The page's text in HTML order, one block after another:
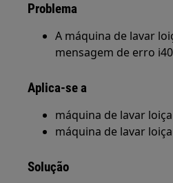
Problema
A máquina de lavar
mensagem de erro
Aplica-se a
máquina de lavar
máquina de lavar
Solução